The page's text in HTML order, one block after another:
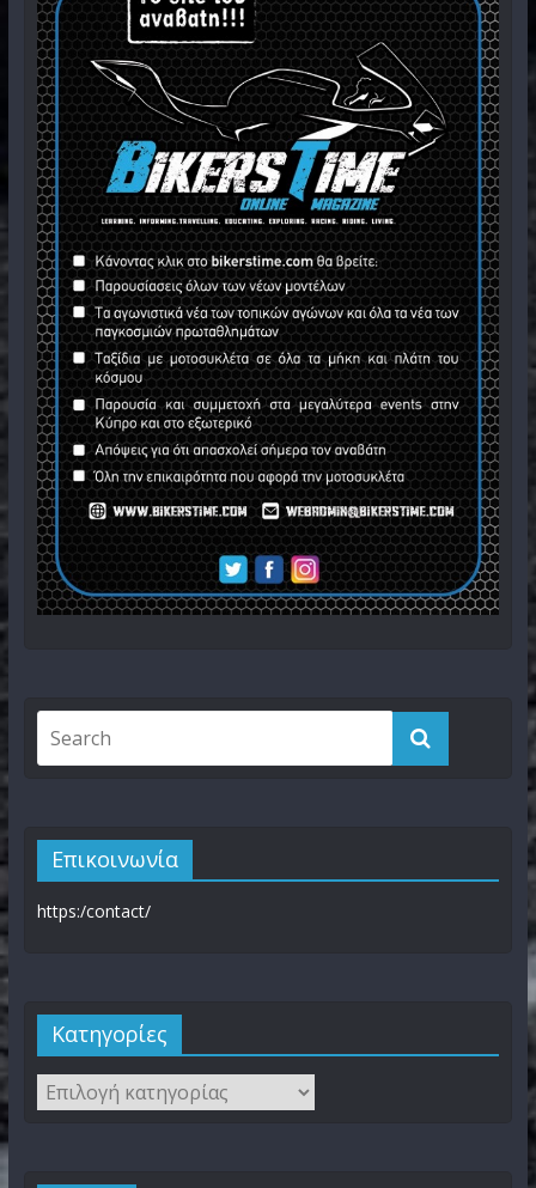
Επικοινωνία
https:/contact/
Kατηγορίες